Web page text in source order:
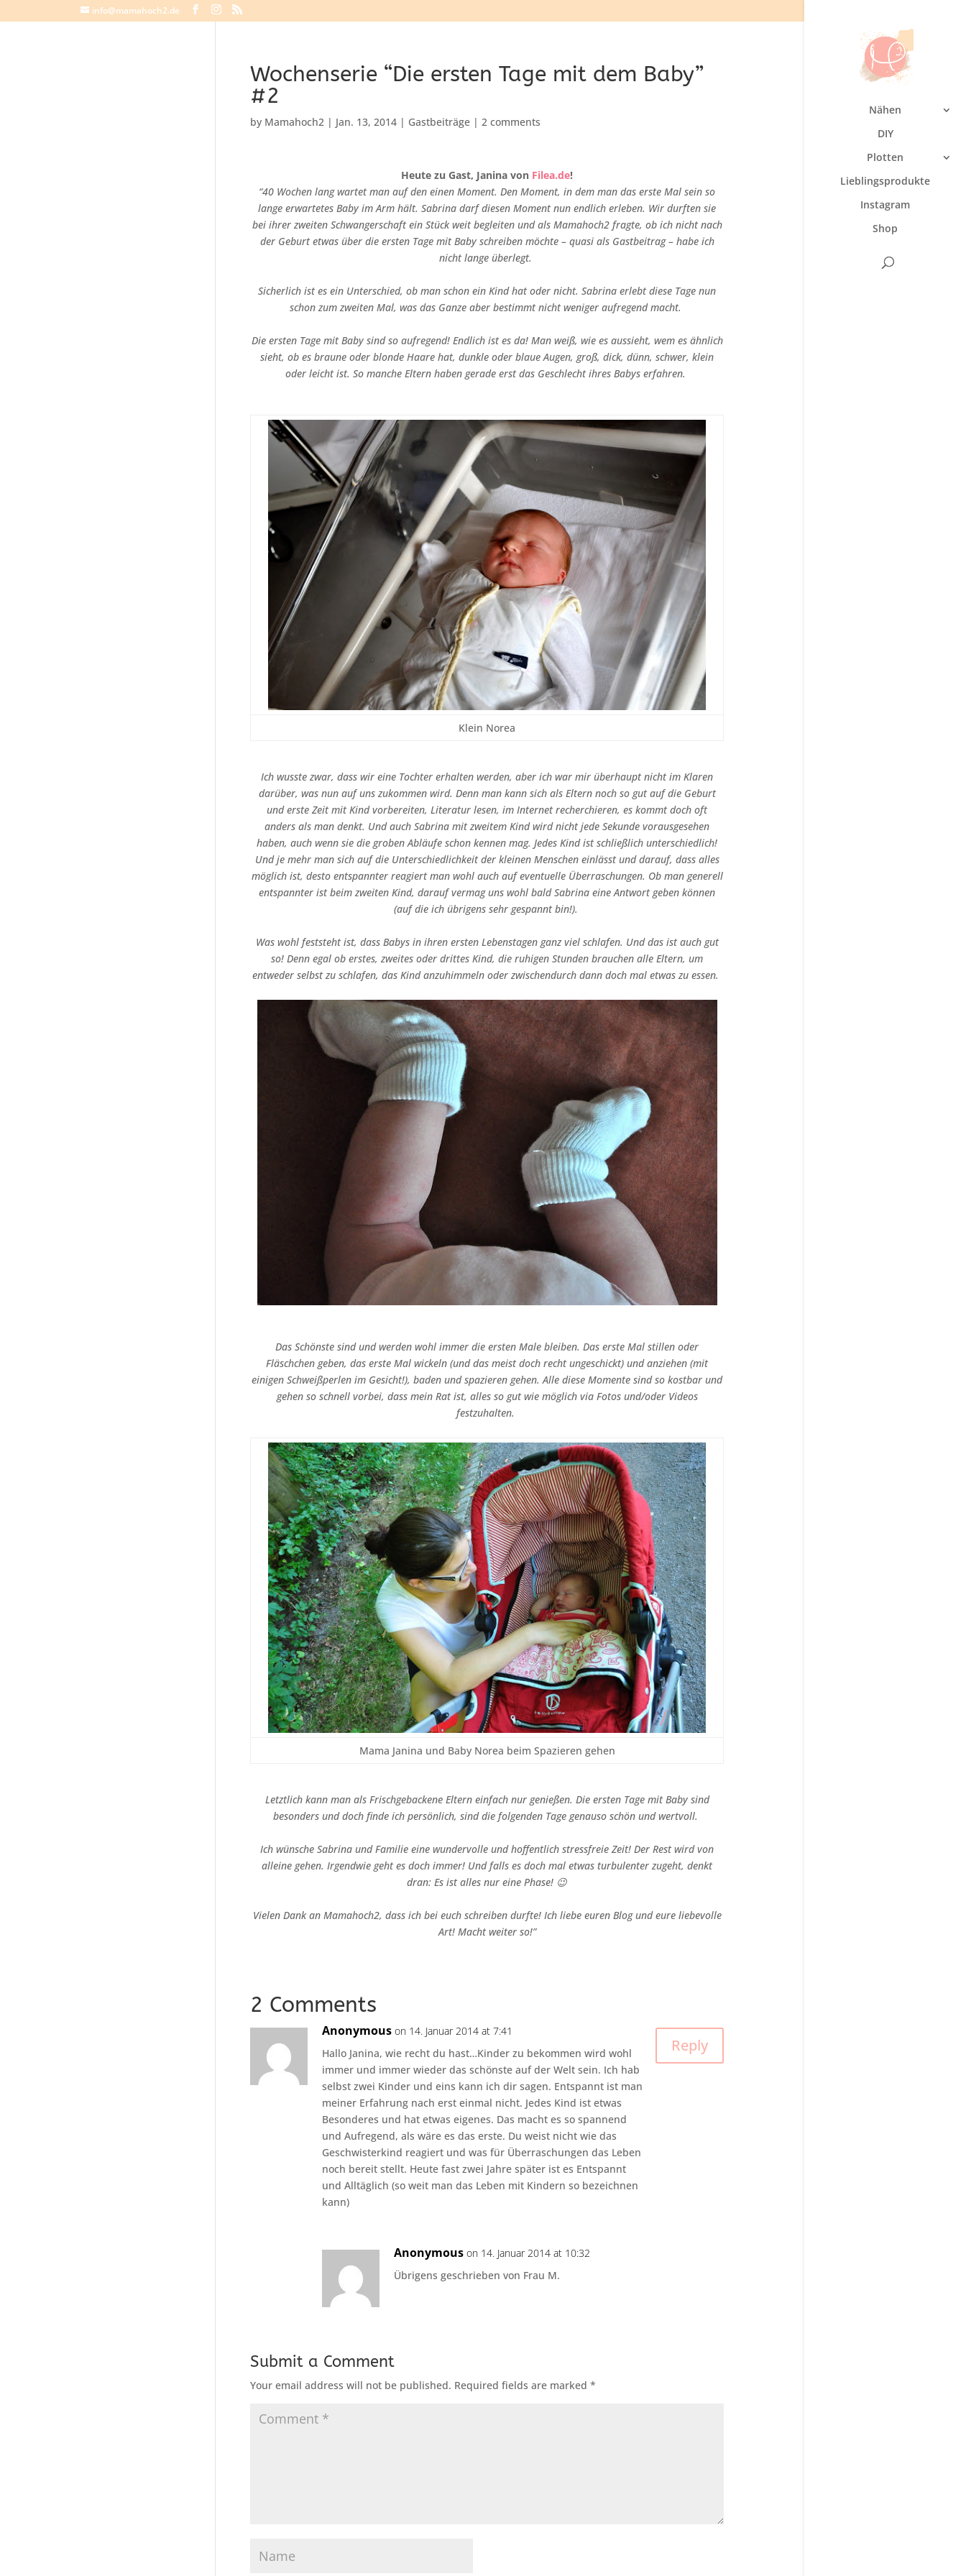
info@mamahoch2.de
Nähen
DIY
Plotten
Lieblingsprodukte
Instagram
Shop
Wochenserie “Die ersten Tage mit dem Baby”
#2
by Mamahoch2 | Jan. 13, 2014 | Gastbeiträge |2 comments
Heute zu Gast, Janina von Filea.de!
“40 Wochen lang wartet man auf den einen Moment. Den Moment, in dem man das erste Mal sein so
lange erwartetes Baby im Arm hält. Sabrina darf diesen Moment nun endlich erleben. Wir durften sie
bei ihrer zweiten Schwangerschaft ein Stück weit begleiten und als Mamahoch2 fragte, ob ich nicht nach
der Geburt etwas über die ersten Tage mit Baby schreiben möchte – quasi als Gastbeitrag – habe ich
nicht lange überlegt.
Sicherlich ist es ein Unterschied, ob man schon ein Kind hat oder nicht. Sabrina erlebt diese Tage nun
schon zum zweiten Mal, was das Ganze aber bestimmt nicht weniger aufregend macht.
Die ersten Tage mit Baby sind so aufregend! Endlich ist es da! Man weiß, wie es aussieht, wem es ähnlich
sieht, ob es braune oder blonde Haare hat, dunkle oder blaue Augen, groß, dick, dünn, schwer, klein
oder leicht ist. So manche Eltern haben gerade erst das Geschlecht ihres Babys erfahren.
Klein Norea
Ich wusste zwar, dass wir eine Tochter erhalten werden, aber ich war mir überhaupt nicht im Klaren
darüber, was nun auf uns zukommen wird. Denn man kann sich als Eltern noch so gut auf die Geburt
und erste Zeit mit Kind vorbereiten, Literatur lesen, im Internet recherchieren, es kommt doch oft
anders als man denkt. Und auch Sabrina mit zweitem Kind wird nicht jede Sekunde vorausgesehen
haben, auch wenn sie die groben Abläufe schon kennen mag. Jedes Kind ist schließlich unterschiedlich!
Und je mehr man sich auf die Unterschiedlichkeit der kleinen Menschen einlässt und darauf, dass alles
möglich ist, desto entspannter reagiert man wohl auch auf eventuelle Überraschungen. Ob man generell
entspannter ist beim zweiten Kind, darauf vermag uns wohl bald Sabrina eine Antwort geben können
(auf die ich übrigens sehr gespannt bin!).
Was wohl feststeht ist, dass Babys in ihren ersten Lebenstagen ganz viel schlafen. Und das ist auch gut
so! Denn egal ob erstes, zweites oder drittes Kind, die ruhigen Stunden brauchen alle Eltern, um
entweder selbst zu schlafen, das Kind anzuhimmeln oder zwischendurch dann doch mal etwas zu essen.
Das Schönste sind und werden wohl immer die ersten Male bleiben. Das erste Mal stillen oder
Fläschchen geben, das erste Mal wickeln (und das meist doch recht ungeschickt) und anziehen (mit
einigen Schweißperlen im Gesicht!), baden und spazieren gehen. Alle diese Momente sind so kostbar und
gehen so schnell vorbei, dass mein Rat ist, alles so gut wie möglich via Fotos und/oder Videos
festzuhalten.
Mama Janina und Baby Norea beim Spazieren gehen
Letztlich kann man als Frischgebackene Eltern einfach nur genießen. Die ersten Tage mit Baby sind
besonders und doch finde ich persönlich, sind die folgenden Tage genauso schön und wertvoll.
Ich wünsche Sabrina und Familie eine wundervolle und hoffentlich stressfreie Zeit! Der Rest wird von
alleine gehen. Irgendwie geht es doch immer! Und falls es doch mal etwas turbulenter zugeht, denkt
dran: Es ist alles nur eine Phase! 😉
Vielen Dank an Mamahoch2, dass ich bei euch schreiben durfte! Ich liebe euren Blog und eure liebevolle
Art! Macht weiter so!”
2 Comments
Anonymous on 14. Januar 2014 at 7:41
Hallo Janina, wie recht du hast…Kinder zu bekommen wird wohl
immer und immer wieder das schönste auf der Welt sein. Ich hab
selbst zwei Kinder und eins kann ich dir sagen. Entspannt ist man
meiner Erfahrung nach erst einmal nicht. Jedes Kind ist etwas
Besonderes und hat etwas eigenes. Das macht es so spannend
und Aufregend, als wäre es das erste. Du weist nicht wie das
Geschwisterkind reagiert und was für Überraschungen das Leben
noch bereit stellt. Heute fast zwei Jahre später ist es Entspannt
und Alltäglich (so weit man das Leben mit Kindern so bezeichnen
kann)
Reply
Anonymous on 14. Januar 2014 at 10:32
Übrigens geschrieben von Frau M.
Submit a Comment
Your email address will not be published. Required fields are marked*